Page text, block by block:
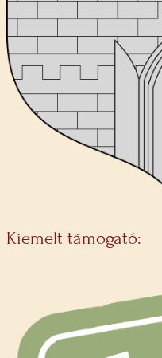
Kiemelt támogató: